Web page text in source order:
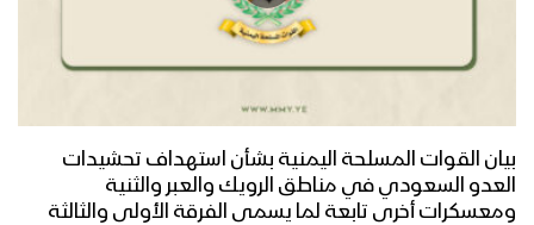
بيان القوات المسلحة اليمنية بشأن استهداف تحشيدات
العدو السعودي في مناطق الرويك والعبر والثنية
ومعسكرات أخرى تابعة لما يسمى الفرقة الأولى والثالثة